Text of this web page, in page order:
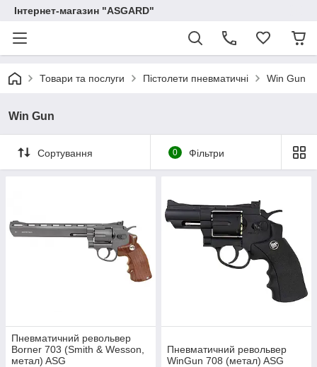
Інтернет-магазин "ASGARD"
Товари та послуги Пістолети пневматичні Win Gun
Win Gun
Сортування 0 Фільтри
Пневматичний револьвер
Borner 703 (Smith & Wesson,
метал) ASG
Пневматичний револьвер
WinGun 708 (метал) ASG